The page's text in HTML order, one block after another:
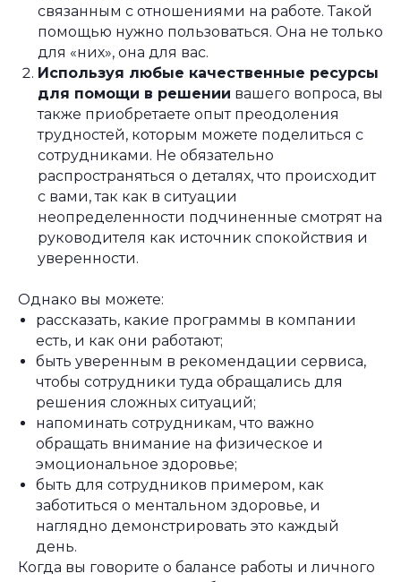
связанным с отношениями на работе. Такой
помощью нужно пользоваться. Она не только
для «них», она для вас.
Используя любые качественные ресурсы
для помощи в решении вашего вопроса, вы
также приобретаете опыт преодоления
трудностей, которым можете поделиться с
сотрудниками. Не обязательно
распространяться о деталях, что происходит
с вами, так как в ситуации
неопределенности подчиненные смотрят на
руководителя как источник спокойствия и
уверенности.
Однако вы можете:
рассказать, какие программы в компании
есть, и как они работают;
быть уверенным в рекомендации сервиса,
чтобы сотрудники туда обращались для
решения сложных ситуаций;
напоминать сотрудникам, что важно
обращать внимание на физическое и
эмоциональное здоровье;
быть для сотрудников примером, как
заботиться о ментальном здоровье, и
наглядно демонстрировать это каждый
день.
Когда вы говорите о балансе работы и личного